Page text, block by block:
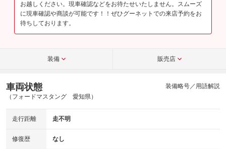
お越しください。現車確認などをお待たせいたしません。スムーズ
に現車確認や商談が可能です！！ぜひグーネットでの来店予約をお
待ちしております。
装備 販売店
車両状態
（フォードマスタング 愛知県）
装備略号／用語解説
走行距離 走不明
修復歴 なし